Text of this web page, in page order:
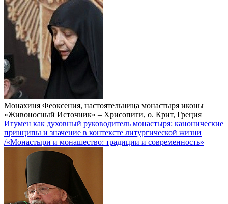
Монахиня Феоксения, настоятельница монастыря иконы
«Живоносный Источник» – Хрисопиги, о. Крит, Греция
Игумен как духовный руководитель монастыря: канонические
принципы и значение в контексте литургической жизни
/«Монастыри и монашество: традиции и современность»